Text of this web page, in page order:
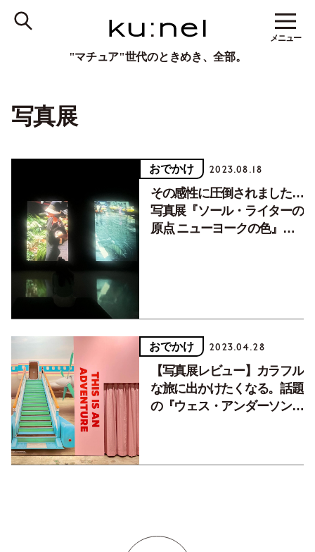
"マチュア"世代のときめき、全部。
メニュー
写真展
おでかけ 2023.08.18
その感性に圧倒されました…
写真展『ソール・ライターの
原点 ニューヨークの色』の
おでかけ 2023.04.28
【写真展レビュー】カラフル
な旅に出かけたくなる。話題
の『ウェス・アンダーソンす